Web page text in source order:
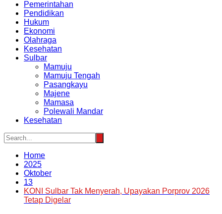
Pemerintahan
Pendidikan
Hukum
Ekonomi
Olahraga
Kesehatan
Sulbar
Mamuju
Mamuju Tengah
Pasangkayu
Majene
Mamasa
Polewali Mandar
Kesehatan
Home
2025
Oktober
13
KONI Sulbar Tak Menyerah, Upayakan Porprov 2026
Tetap Digelar